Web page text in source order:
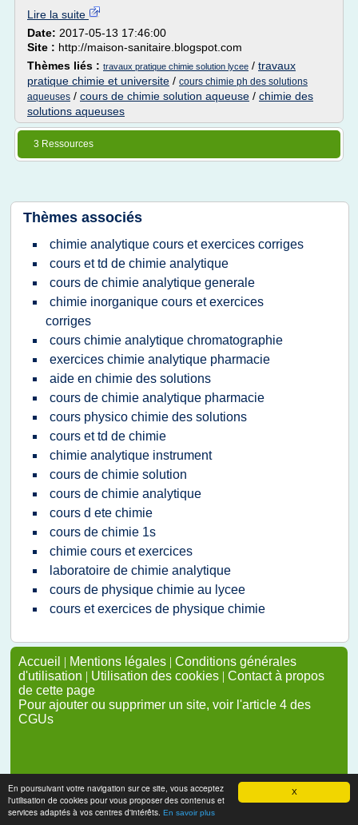
X
En poursuivant votre navigation sur ce site, vous acceptez
l'utilisation de cookies pour vous proposer des contenus et
services adaptés à vos centres d'intérêts. En savoir plus
Lire la suite
Date: 2017-05-13 17:46:00
Site : http://maison-sanitaire.blogspot.com
Thèmes liés : travaux pratique chimie solution lycee / travaux
pratique chimie et universite / cours chimie ph des solutions
aqueuses / cours de chimie solution aqueuse / chimie des
solutions aqueuses
3 Ressources
Thèmes associés
chimie analytique cours et exercices corriges
cours et td de chimie analytique
cours de chimie analytique generale
chimie inorganique cours et exercices
corriges
cours chimie analytique chromatographie
exercices chimie analytique pharmacie
aide en chimie des solutions
cours de chimie analytique pharmacie
cours physico chimie des solutions
cours et td de chimie
chimie analytique instrument
cours de chimie solution
cours de chimie analytique
cours d ete chimie
cours de chimie 1s
chimie cours et exercices
laboratoire de chimie analytique
cours de physique chimie au lycee
cours et exercices de physique chimie
Accueil | Mentions légales | Conditions générales
d'utilisation | Utilisation des cookies | Contact à propos
de cette page
Pour ajouter ou supprimer un site, voir l'article 4 des
CGUs